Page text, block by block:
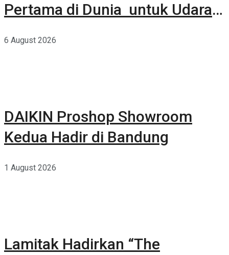
Pertama di Dunia untuk Udara
6 August 2026
DAIKIN Proshop Showroom
Kedua Hadir di Bandung
1 August 2026
Lamitak Hadirkan “The